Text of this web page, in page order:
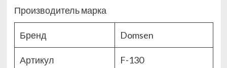
Производитель марка
Бренд Domsen
Артикул F-130